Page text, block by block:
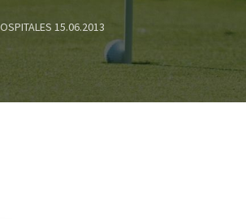
15.06.2013